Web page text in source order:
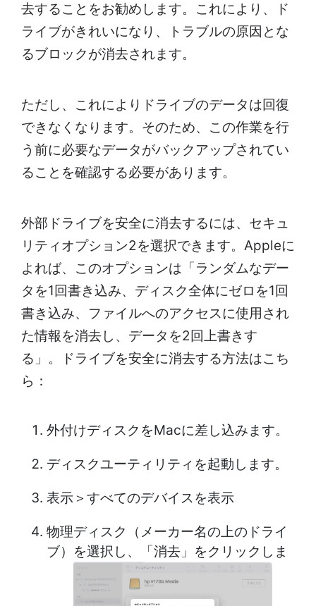
去することをお勧めします。これにより、ド
ライブがきれいになり、トラブルの原因とな
るブロックが消去されます。
ただし、これによりドライブのデータは回復
できなくなります。そのため、この作業を行
う前に必要なデータがバックアップされてい
ることを確認する必要があります。
外部ドライブを安全に消去するには、セキュ
リティオプション2を選択できます。Appleに
よれば、このオプションは「ランダムなデー
タを1回書き込み、ディスク全体にゼロを1回
書き込み、ファイルへのアクセスに使用され
た情報を消去し、データを2回上書きす
る」。ドライブを安全に消去する方法はこち
ら：
外付けディスクをMacに差し込みます。
ディスクユーティリティを起動します。
表示＞すべてのデバイスを表示
物理ディスク（メーカー名の上のドライ
ブ）を選択し、「消去」をクリックしま